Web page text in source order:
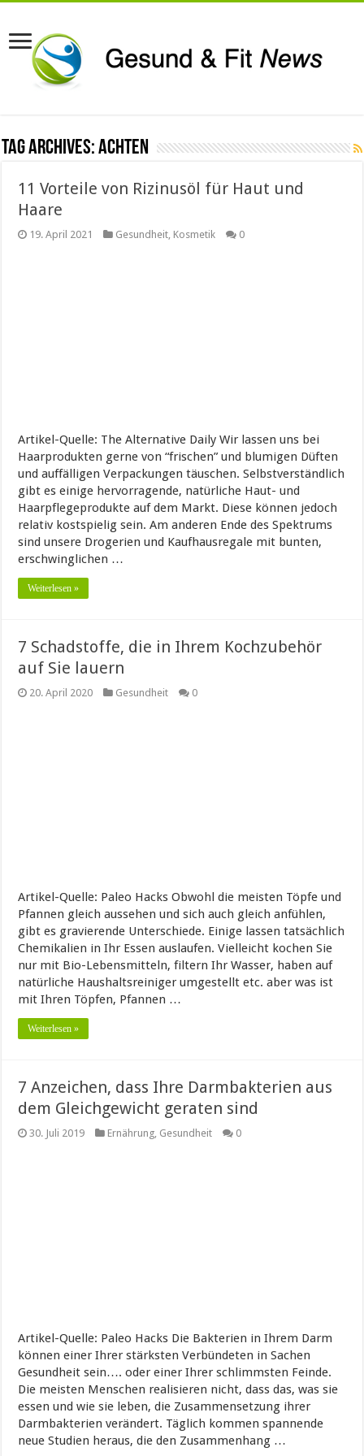
Tag Archives:achten
11 Vorteile von Rizinusöl für Haut und
Haare
19. April 2021 Gesundheit Kosmetik 0
Artikel-Quelle: The Alternative Daily Wir lassen uns bei
Haarprodukten gerne von “frischen” und blumigen Düften
und auffälligen Verpackungen täuschen. Selbstverständlich
gibt es einige hervorragende, natürliche Haut- und
Haarpflegeprodukte auf dem Markt. Diese können jedoch
relativ kostspielig sein. Am anderen Ende des Spektrums
sind unsere Drogerien und Kaufhausregale mit bunten,
erschwinglichen …
Weiterlesen »
7 Schadstoffe, die in Ihrem Kochzubehör
auf Sie lauern
20. April 2020 Gesundheit 0
Artikel-Quelle: Paleo Hacks Obwohl die meisten Töpfe und
Pfannen gleich aussehen und sich auch gleich anfühlen,
gibt es gravierende Unterschiede. Einige lassen tatsächlich
Chemikalien in Ihr Essen auslaufen. Vielleicht kochen Sie
nur mit Bio-Lebensmitteln, filtern Ihr Wasser, haben auf
natürliche Haushaltsreiniger umgestellt etc. aber was ist
mit Ihren Töpfen, Pfannen …
Weiterlesen »
7 Anzeichen, dass Ihre Darmbakterien aus
dem Gleichgewicht geraten sind
30. Juli 2019 Ernährung, Gesundheit 0
Artikel-Quelle: Paleo Hacks Die Bakterien in Ihrem Darm
können einer Ihrer stärksten Verbündeten in Sachen
Gesundheit sein…. oder einer Ihrer schlimmsten Feinde.
Die meisten Menschen realisieren nicht, dass das, was sie
essen und wie sie leben, die Zusammensetzung ihrer
Darmbakterien verändert. Täglich kommen spannende
neue Studien heraus, die den Zusammenhang …